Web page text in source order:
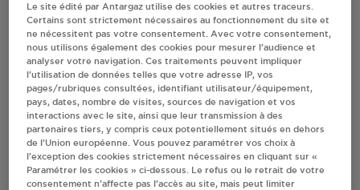
S'Y RENDRE
MAZOR ICBJ ANTONY
145 BIS AV DIVISION LECLERC
92160ANTONY
S'Y RENDRE
Le site édité par Antargaz utilise des cookies et autres traceurs.
Certains sont strictement nécessaires au fonctionnement du site et
ne nécessitent pas votre consentement. Avec votre consentement,
nous utilisons également des cookies pour mesurer l’audience et
analyser votre navigation. Ces traitements peuvent impliquer
l’utilisation de données telles que votre adresse IP, vos
pages/rubriques consultées, identifiant utilisateur/équipement,
pays, dates, nombre de visites, sources de navigation et vos
interactions avec le site, ainsi que leur transmission à des
partenaires tiers, y compris ceux potentiellement situés en dehors
de l’Union européenne. Vous pouvez paramétrer vos choix à
l’exception des cookies strictement nécessaires en cliquant sur «
Paramétrer les cookies » ci-dessous. Le refus ou le retrait de votre
consentement n’affecte pas l’accès au site, mais peut limiter